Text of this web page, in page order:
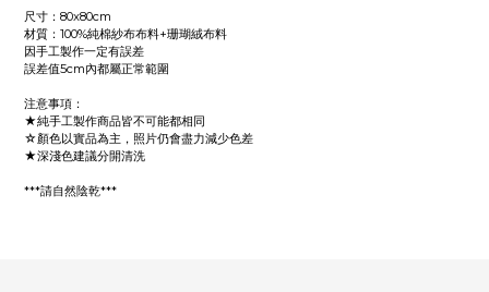
尺寸：80x80cm
材質：100%純棉紗布布料+珊瑚絨布料
因手工製作一定有誤差
誤差值5cm內都屬正常範圍
注意事項：
★純手工製作商品皆不可能都相同
☆顏色以實品為主，照片仍會盡力減少色差
★深淺色建議分開清洗
***請自然陰乾***